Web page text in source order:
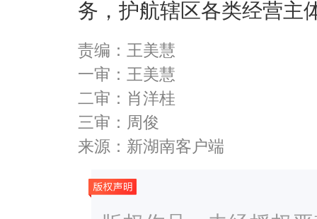
务，护航辖区各类经营主
责编：王美慧
一审：王美慧
二审：肖洋桂
三审：周俊
来源：新湖南客户端